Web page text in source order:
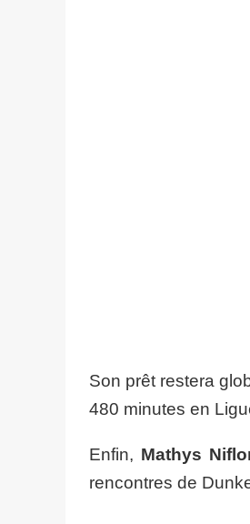
Son prêt restera
480 minutes en
Enfin, Mathys
rencontres de